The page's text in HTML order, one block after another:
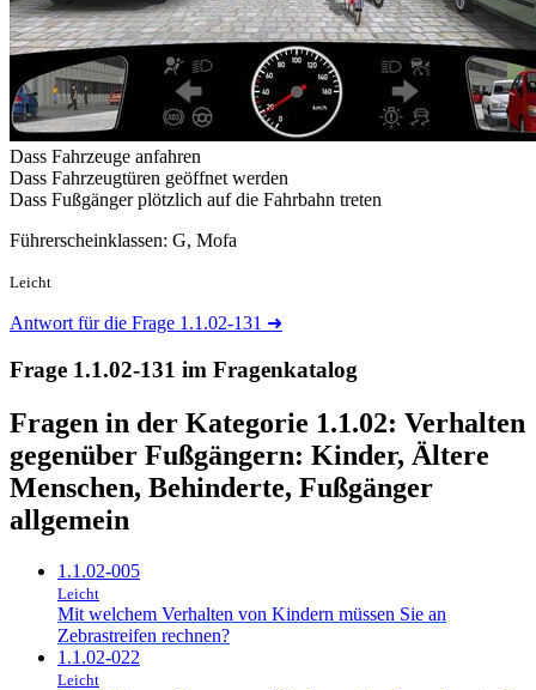
Dass Fahrzeuge anfahren
Dass Fahrzeugtüren geöffnet werden
Dass Fußgänger plötzlich auf die Fahrbahn treten
Führerscheinklassen: G, Mofa
Leicht
Antwort für die Frage 1.1.02-131 ➜
Frage 1.1.02-131 im Fragenkatalog
Fragen in der Kategorie 1.1.02: Verhalten
gegenüber Fußgängern: Kinder, Ältere
Menschen, Behinderte, Fußgänger
allgemein
1.1.02-005
Leicht
Mit welchem Verhalten von Kindern müssen Sie an
Zebrastreifen rechnen?
1.1.02-022
Leicht